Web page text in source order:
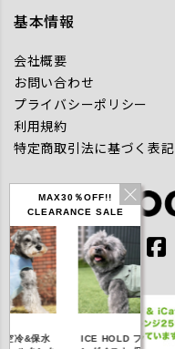
MAX30％OFF!!
CLEARANCE SALE
冷&保水
ICE HOLD フィッシ
基本情報
会社概要
お問い合わせ
プライバシーポリシー
利用規約
特定商取引法に基づく表記